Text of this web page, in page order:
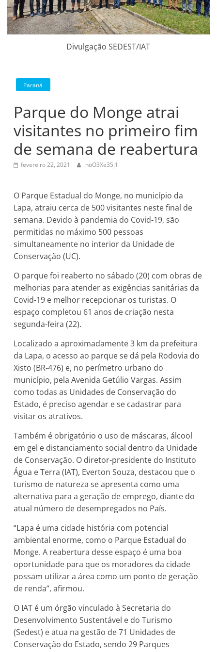
Divulgação SEDEST/IAT
Paraná
Parque do Monge atrai
visitantes no primeiro fim
de semana de reabertura
fevereiro 22, 2021 noO3Xe35j1
O Parque Estadual do Monge, no município da
Lapa, atraiu cerca de 500 visitantes neste final de
semana. Devido à pandemia do Covid-19, são
permitidas no máximo 500 pessoas
simultaneamente no interior da Unidade de
Conservação (UC).
O parque foi reaberto no sábado (20) com obras de
melhorias para atender as exigências sanitárias da
Covid-19 e melhor recepcionar os turistas. O
espaço completou 61 anos de criação nesta
segunda-feira (22).
Localizado a aproximadamente 3 km da prefeitura
da Lapa, o acesso ao parque se dá pela Rodovia do
Xisto (BR-476) e, no perímetro urbano do
município, pela Avenida Getúlio Vargas. Assim
como todas as Unidades de Conservação do
Estado, é preciso agendar e se cadastrar para
visitar os atrativos.
Também é obrigatório o uso de máscaras, álcool
em gel e distanciamento social dentro da Unidade
de Conservação. O diretor-presidente do Instituto
Água e Terra (IAT), Everton Souza, destacou que o
turismo de natureza se apresenta como uma
alternativa para a geração de emprego, diante do
atual número de desempregados no País.
“Lapa é uma cidade história com potencial
ambiental enorme, como o Parque Estadual do
Monge. A reabertura desse espaço é uma boa
oportunidade para que os moradores da cidade
possam utilizar a área como um ponto de geração
de renda”, afirmou.
O IAT é um órgão vinculado à Secretaria do
Desenvolvimento Sustentável e do Turismo
(Sedest) e atua na gestão de 71 Unidades de
Conservação do Estado, sendo 29 Parques